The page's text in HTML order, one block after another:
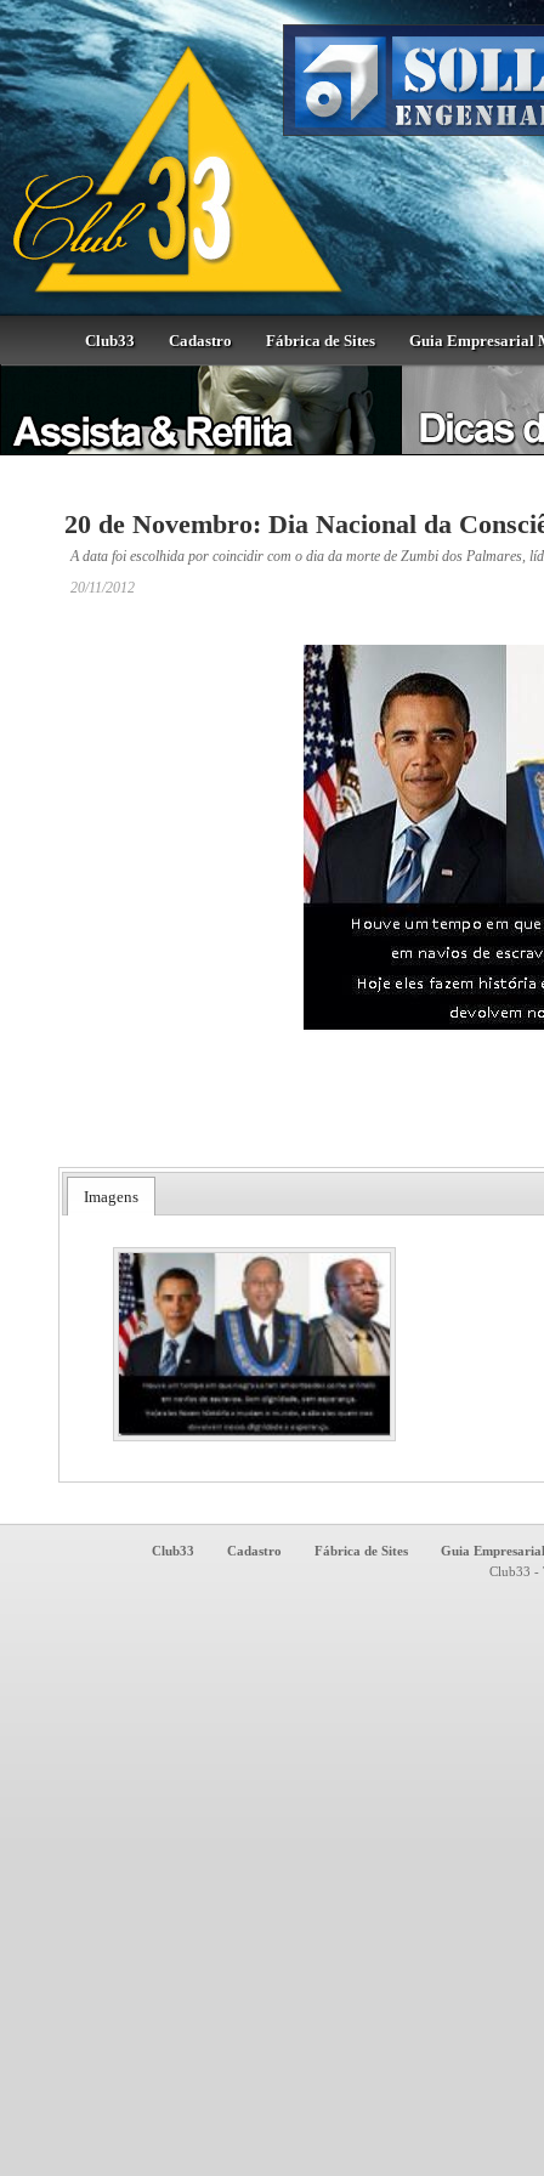
Club33 Cadastro Fábrica de Sites Guia Empresarial
20 de Novembro: Dia Nacional da
A data foi escolhida por coincidir com o dia da morte de Zumbi dos Palmares,
20/11/2012
Imagens
Club33 Cadastro Fábrica de Sites
Guia
Club33 -